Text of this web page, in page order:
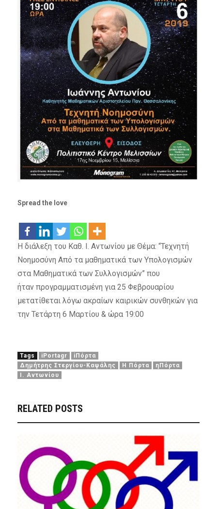
Spread the love
Η διάλεξη του Καθ. Ι. Αντωνίου με Θέμα: “Τεχνητή
Νοημοσύνη Από τα μαθηματικά των Υπολογισμών
στα Μαθηματικά των Συλλογισμών” που
ήταν προγραμματισμένη για 25 Φεβρουαρίου
μετατίθεται λόγω ακραίων καιρικών συνθηκών για
την Τετάρτη 6 Μαρτίου & ώρα 19:00
Tags iPortagr
iΠόρτα
Δημήτρης Στεργίου-Καψάλης
Η Πόρτα
ηΠόρτα
Ι. Αντωνίου
RELATED POSTS